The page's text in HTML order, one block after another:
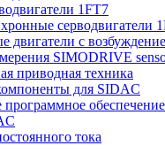
1FT7
серводвигатели
двигатели с
SIMODRIVE
приводная техника
для SIDAC
обеспечение
тока